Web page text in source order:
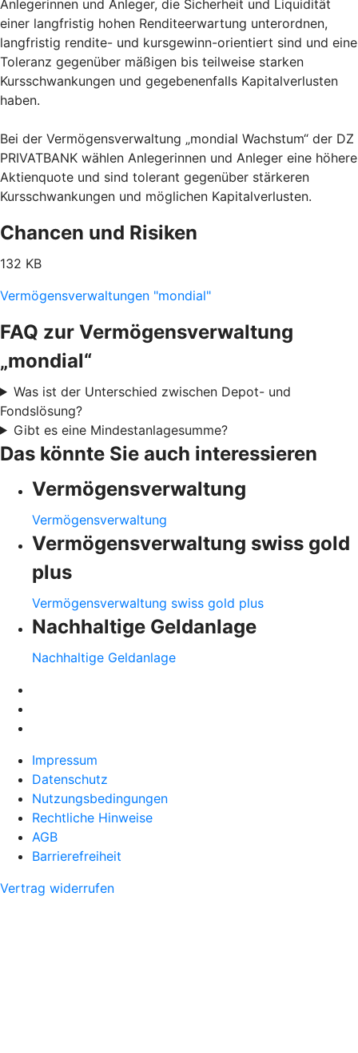
Anlegerinnen und Anleger, die Sicherheit und Liquidität
einer langfristig hohen Renditeerwartung unterordnen,
langfristig rendite- und kursgewinn-orientiert sind und eine
Toleranz gegenüber mäßigen bis teilweise starken
Kursschwankungen und gegebenenfalls Kapitalverlusten
haben.
Bei der Vermögensverwaltung „mondial Wachstum“ der DZ
PRIVATBANK wählen Anlegerinnen und Anleger eine höhere
Aktienquote und sind tolerant gegenüber stärkeren
Kursschwankungen und möglichen Kapitalverlusten.
Chancen und Risiken
132 KB
Vermögensverwaltungen "mondial"
FAQ zur Vermögensverwaltung
„mondial“
Was ist der Unterschied zwischen Depot- und
Fondslösung?
Gibt es eine Mindestanlagesumme?
Das könnte Sie auch interessieren
Vermögensverwaltung
Vermögensverwaltung
Vermögensverwaltung swiss gold
plus
Vermögensverwaltung swiss gold plus
Nachhaltige Geldanlage
Nachhaltige Geldanlage
Impressum
Datenschutz
Nutzungsbedingungen
Rechtliche Hinweise
AGB
Barrierefreiheit
Vertrag widerrufen